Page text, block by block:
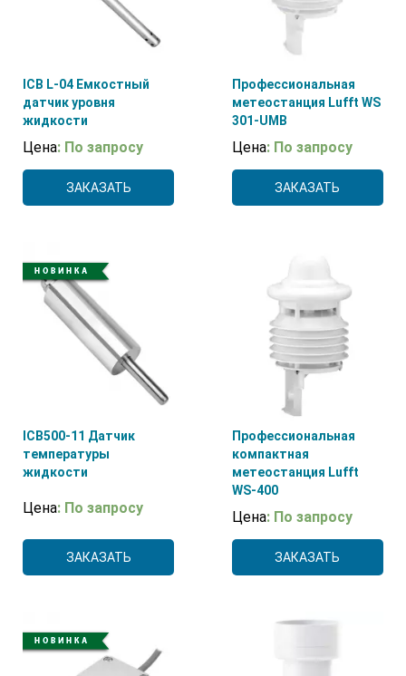
ICB L-04 Емкостный
датчик уровня
жидкости
Цена: По запросу
ЗАКАЗАТЬ
Профессиональная
метеостанция Lufft WS
301-UMB
Цена: По запросу
ЗАКАЗАТЬ
ICB500-11 Датчик
температуры
жидкости
Цена: По запросу
ЗАКАЗАТЬ
Профессиональная
компактная
метеостанция Lufft
WS-400
Цена: По запросу
ЗАКАЗАТЬ